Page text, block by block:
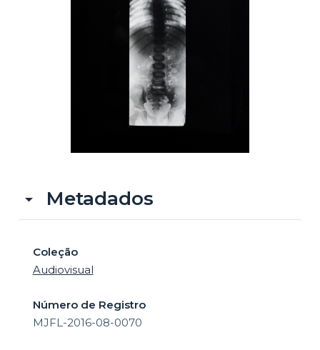
Metadados
Coleção
Audiovisual
Número de Registro
MJFL-2016-08-0070